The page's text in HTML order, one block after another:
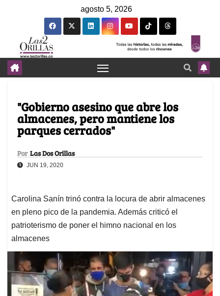
agosto 5, 2026
"Gobierno asesino que abre los
almacenes, pero mantiene los
parques cerrados"
Por Las Dos Orillas
JUN 19, 2020
Carolina Sanín trinó contra la locura de abrir almacenes
en pleno pico de la pandemia. Además criticó el
patrioterismo de poner el himno nacional en los
almacenes